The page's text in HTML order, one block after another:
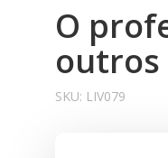
O
outros
SKU: LIV079